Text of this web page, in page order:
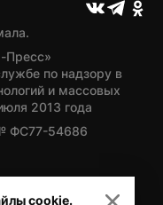
Пресс»
по надзору в
и массовых
2013 года
ФС77-54686
cookie.